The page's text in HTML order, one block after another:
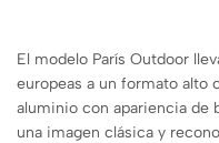
El modelo París Outdoor
europeas a un formato alto
aluminio con apariencia de
una imagen clásica y